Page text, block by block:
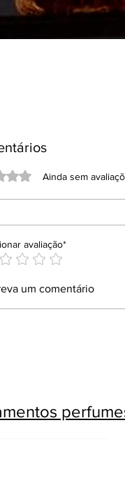
0 de 5 estrelas.Ainda sem
avaliação*
um comentário